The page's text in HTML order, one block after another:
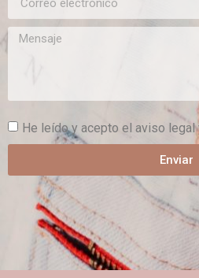
He leído y acepto el aviso
Enviar